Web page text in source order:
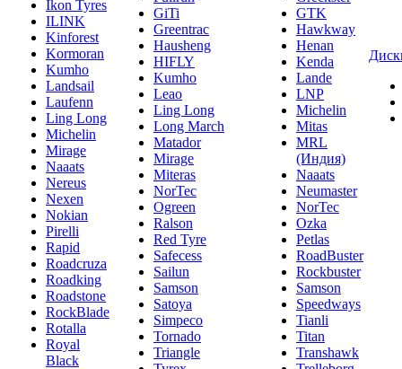
Ikon Tyres
ILINK
Kinforest
Kormoran
Kumho
Landsail
Laufenn
Ling Long
Michelin
Mirage
Naaats
Nereus
Nexen
Nokian
Pirelli
Rapid
Roadcruza
Roadking
Roadstone
RockBlade
Rotalla
Royal
Black
GiTi
Greentrac
Hausheng
HIFLY
Kumho
Leao
Ling Long
Long March
Matador
Mirage
Miteras
NorTec
Ogreen
Ralson
Red Tyre
Safecess
Sailun
Samson
Satoya
Simpeco
Tornado
Triangle
GTK
Hawkway
Henan
Kenda
Lande
LNP
Michelin
Mitas
MRL
(Индия)
Naaats
Neumaster
NorTec
Ozka
Petlas
RoadBuster
Rockbuster
Samson
Speedways
Tianli
Titan
Transhawk